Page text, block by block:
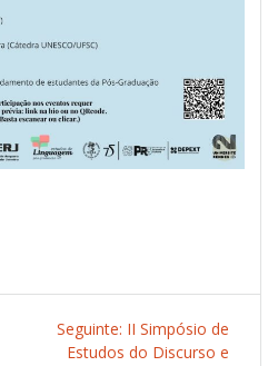
Seguinte: Post
seguinte:
II Simpósio de
Estudos do Discurso e